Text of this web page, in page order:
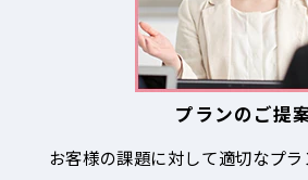
プランのご提
お客様の課題に対して適切なプ